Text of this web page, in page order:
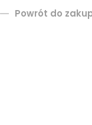
Powrót do